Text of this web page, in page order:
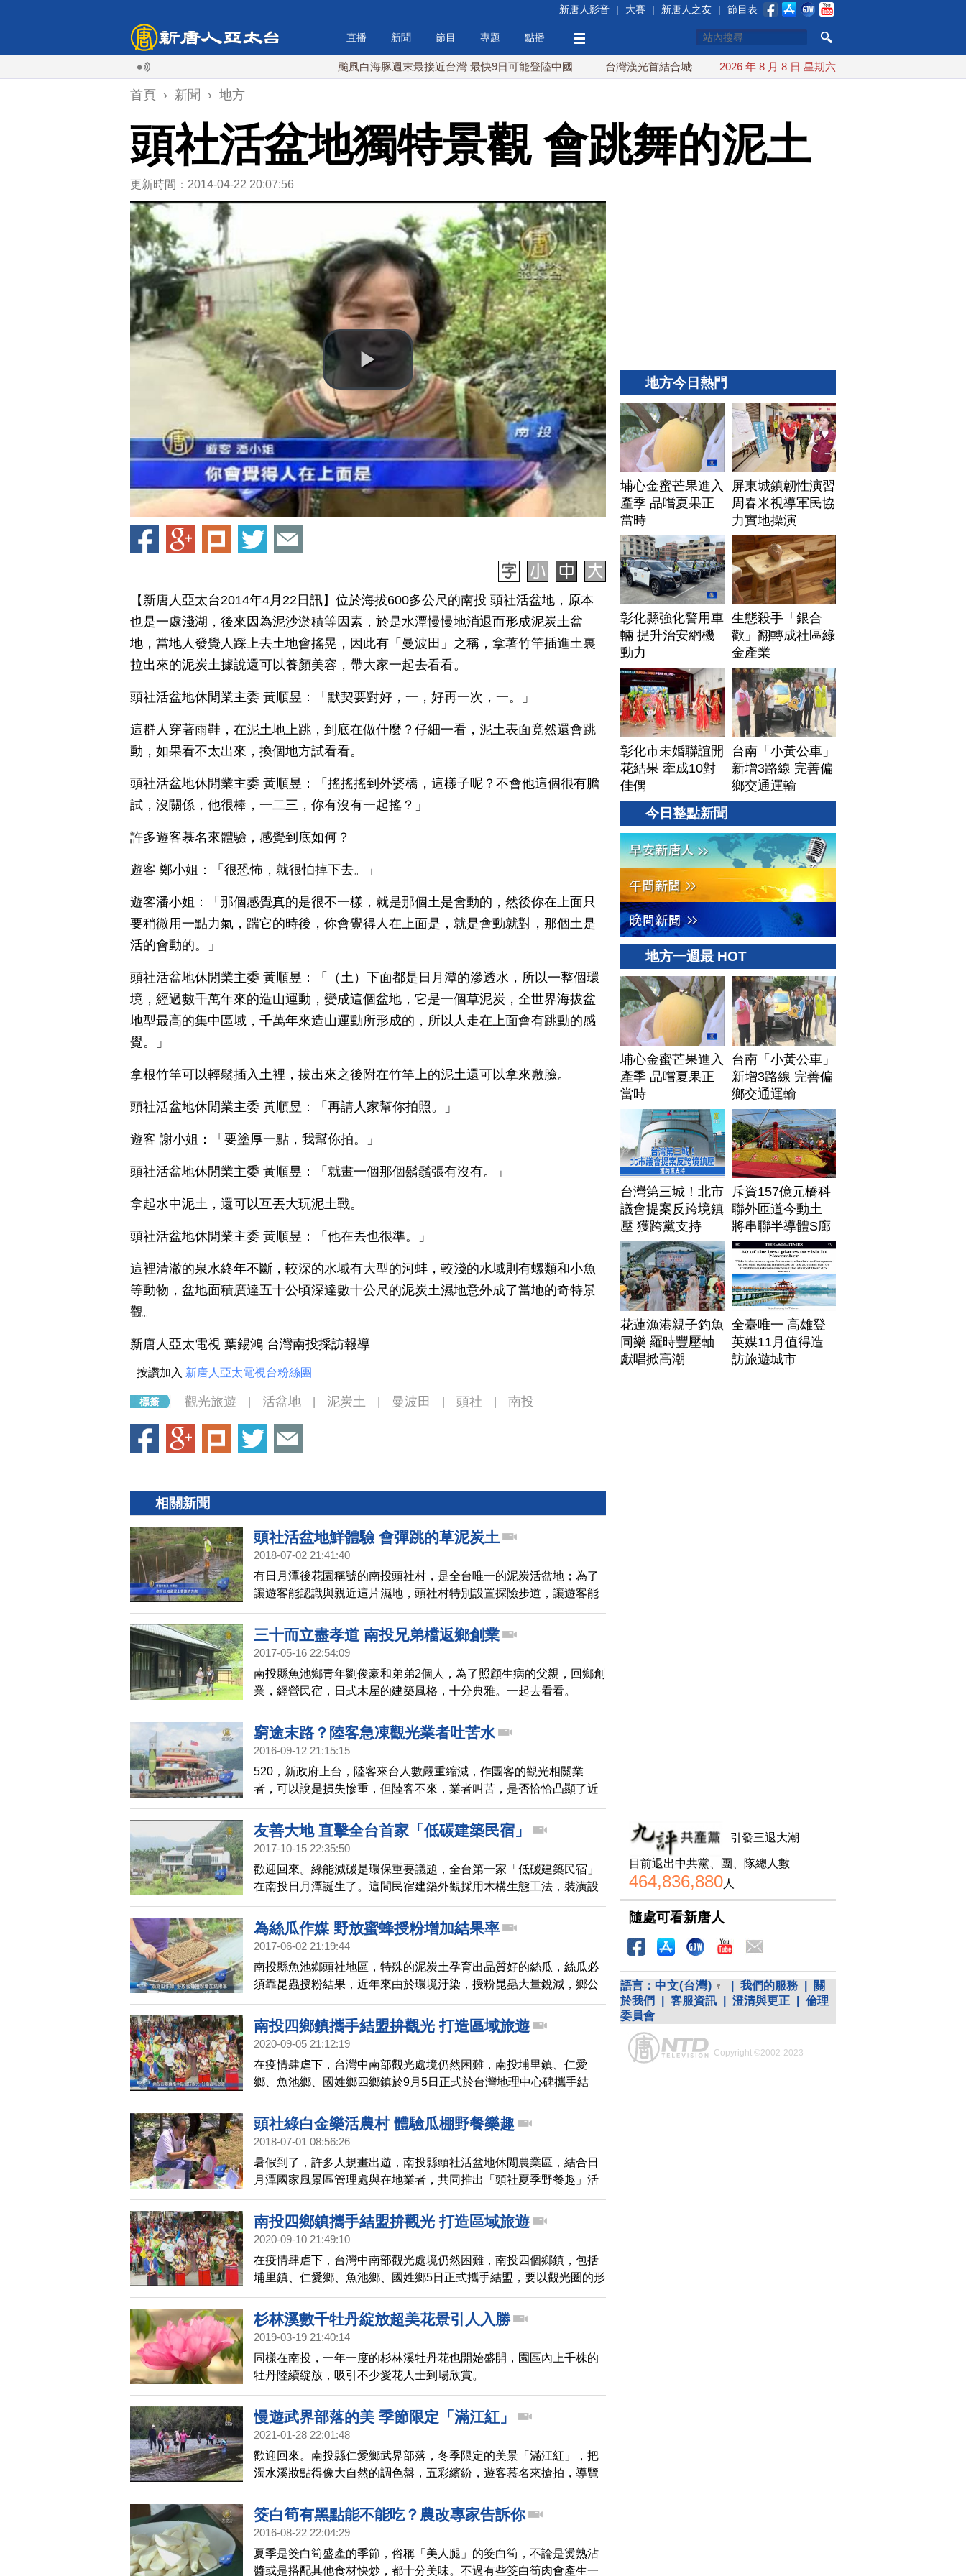
新唐人影音 | 大賽 | 新唐人之友 | 節目表
直播 新聞 節目 專題 點播
颱風白海豚週末最接近台灣 最快9日可能登陸中國 台灣漢光首結合城鎮演習 AIT連續發文讚「韌性台灣」
2026 年 8 月 8 日 星期六
首頁 › 新聞 › 地方
頭社活盆地獨特景觀 會跳舞的泥土
更新時間：2014-04-22 20:07:56
【新唐人亞太台2014年4月22日訊】位於海拔600多公尺的南投 頭社活盆地，原本
也是一處淺湖，後來因為泥沙淤積等因素，於是水潭慢慢地消退而形成泥炭土盆
地，當地人發覺人踩上去土地會搖晃，因此有「曼波田」之稱，拿著竹竿插進土裏
拉出來的泥炭土據說還可以養顏美容，帶大家一起去看看。
頭社活盆地休閒業主委 黃順昱：「默契要對好，一，好再一次，一。」
這群人穿著雨鞋，在泥土地上跳，到底在做什麼？仔細一看，泥土表面竟然還會跳
動，如果看不太出來，換個地方試看看。
頭社活盆地休閒業主委 黃順昱：「搖搖搖到外婆橋，這樣子呢？不會他這個很有膽
試，沒關係，他很棒，一二三，你有沒有一起搖？」
許多遊客慕名來體驗，感覺到底如何？
遊客 鄭小姐：「很恐怖，就很怕掉下去。」
遊客潘小姐：「那個感覺真的是很不一樣，就是那個土是會動的，然後你在上面只
要稍微用一點力氣，踹它的時後，你會覺得人在上面是，就是會動就對，那個土是
活的會動的。」
頭社活盆地休閒業主委 黃順昱：「（土）下面都是日月潭的滲透水，所以一整個環
境，經過數千萬年來的造山運動，變成這個盆地，它是一個草泥炭，全世界海拔盆
地型最高的集中區域，千萬年來造山運動所形成的，所以人走在上面會有跳動的感
覺。」
拿根竹竿可以輕鬆插入土裡，拔出來之後附在竹竿上的泥土還可以拿來敷臉。
頭社活盆地休閒業主委 黃順昱：「再請人家幫你拍照。」
遊客 謝小姐：「要塗厚一點，我幫你拍。」
頭社活盆地休閒業主委 黃順昱：「就畫一個那個鬍鬚張有沒有。」
拿起水中泥土，還可以互丟大玩泥土戰。
頭社活盆地休閒業主委 黃順昱：「他在丟也很準。」
這裡清澈的泉水終年不斷，較深的水域有大型的河蚌，較淺的水域則有螺類和小魚
等動物，盆地面積廣達五十公頃深達數十公尺的泥炭土濕地意外成了當地的奇特景
觀。
新唐人亞太電視 葉錫鴻 台灣南投採訪報導
按讚加入 新唐人亞太電視台粉絲團
觀光旅遊 活盆地 泥炭土 曼波田 頭社 南投
相關新聞
頭社活盆地鮮體驗 會彈跳的草泥炭土
2018-07-02 21:41:40
有日月潭後花園稱號的南投頭社村，是全台唯一的泥炭活盆地；為了
讓遊客能認識與親近這片濕地，頭社村特別設置探險步道，讓遊客能
親身體驗會彈跳的活泥土。一起去看看 ！
三十而立盡孝道 南投兄弟檔返鄉創業
2017-05-16 22:54:09
南投縣魚池鄉青年劉俊豪和弟弟2個人，為了照顧生病的父親，回鄉創
業，經營民宿，日式木屋的建築風格，十分典雅。一起去看看。
窮途末路？陸客急凍觀光業者吐苦水
2016-09-12 21:15:15
520，新政府上台，陸客來台人數嚴重縮減，作團客的觀光相關業
者，可以說是損失慘重，但陸客不來，業者叫苦，是否恰恰凸顯了近
年台灣觀光產業政策只重陸客的問題？接下來的新聞，我們帶您走一
趟日月潭，來聽聽，業者的心聲。
友善大地 直擊全台首家「低碳建築民宿」
2017-10-15 22:35:50
歡迎回來。綠能減碳是環保重要議題，全台第一家「低碳建築民宿」
在南投日月潭誕生了。這間民宿建築外觀採用木構生態工法，裝潢設
施都是原木和石材，用太陽能板和LED燈來發電照明，讓住宿旅客彷
彿置身在大自然般放鬆。一起去看看。
為絲瓜作媒 野放蜜蜂授粉增加結果率
2017-06-02 21:19:44
南投縣魚池鄉頭社地區，特殊的泥炭土孕育出品質好的絲瓜，絲瓜必
須靠昆蟲授粉結果，近年來由於環境汙染，授粉昆蟲大量銳減，鄉公
所只好野放蜜蜂在瓜園裡，增加授粉率。
南投四鄉鎮攜手結盟拚觀光 打造區域旅遊
2020-09-05 21:12:19
在疫情肆虐下，台灣中南部觀光處境仍然困難，南投埔里鎮、仁愛
鄉、魚池鄉、國姓鄉四鄉鎮於9月5日正式於台灣地理中心碑攜手結
盟，要以觀光圈的形式，打造區域旅遊品牌行銷，一起拚觀光。
頭社綠白金樂活農村 體驗瓜棚野餐樂趣
2018-07-01 08:56:26
暑假到了，許多人規畫出遊，南投縣頭社活盆地休閒農業區，結合日
月潭國家風景區管理處與在地業者，共同推出「頭社夏季野餐趣」活
動，希望吸引更多遊客體驗不一樣的樂活農村樂趣。
南投四鄉鎮攜手結盟拚觀光 打造區域旅遊
2020-09-10 21:49:10
在疫情肆虐下，台灣中南部觀光處境仍然困難，南投四個鄉鎮，包括
埔里鎮、仁愛鄉、魚池鄉、國姓鄉5日正式攜手結盟，要以觀光圈的形
式，打造區域旅遊品牌行銷，一起拚觀光。
杉林溪數千牡丹綻放超美花景引人入勝
2019-03-19 21:40:14
同樣在南投，一年一度的杉林溪牡丹花也開始盛開，園區內上千株的
牡丹陸續綻放，吸引不少愛花人士到場欣賞。
慢遊武界部落的美 季節限定「滿江紅」
2021-01-28 22:01:48
歡迎回來。南投縣仁愛鄉武界部落，冬季限定的美景「滿江紅」，把
濁水溪妝點得像大自然的調色盤，五彩繽紛，遊客慕名來搶拍，導覽
員也不厭其煩的教導手機拍攝的技巧，讓武界吊橋下相當熱鬧。
筊白筍有黑點能不能吃？農改專家告訴你
2016-08-22 22:04:29
夏季是筊白筍盛產的季節，俗稱「美人腿」的筊白筍，不論是燙熟沾
醬或是搭配其他食材快炒，都十分美味。不過有些筊白筍肉會產生一
地方今日熱門
埔心金蜜芒果進入
產季 品嚐夏果正
當時
屏東城鎮韌性演習
周春米視導軍民協
力實地操演
彰化縣強化警用車
輛 提升治安網機
動力
生態殺手「銀合
歡」翻轉成社區綠
金產業
彰化市未婚聯誼開
花結果 牽成10對
佳偶
台南「小黃公車」
新增3路線 完善偏
鄉交通運輸
今日整點新聞
地方一週最 HOT
埔心金蜜芒果進入
產季 品嚐夏果正
當時
台南「小黃公車」
新增3路線 完善偏
鄉交通運輸
台灣第三城！北市
議會提案反跨境鎮
壓 獲跨黨支持
斥資157億元橋科
聯外匝道今動土
將串聯半導體S廊
帶
花蓮漁港親子釣魚
同樂 羅時豐壓軸
獻唱掀高潮
全臺唯一 高雄登
英媒11月值得造
訪旅遊城市
引發三退大潮
目前退出中共黨、團、隊總人數
464,836,880人
隨處可看新唐人
語言： 中文(台灣) 我們的服務
關
於我們
客服資訊 澄清與更正
倫理
委員會
Copyright ©2002-2023